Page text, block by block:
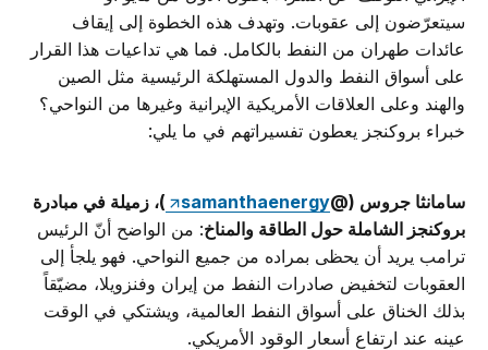
سيتعرّضون إلى عقوبات. وتهدف هذه الخطوة إلى إيقاف
عائدات طهران من النفط بالكامل. فما هي تداعيات هذا القرار
على أسواق النفط والدول المستهلكة الرئيسية مثل الصين
والهند وعلى العلاقات الأمريكية الإيرانية وغيرها من النواحي؟
خبراء بروكنجز يعطون تفسيراتهم في ما يلي:
سامانثا جروس (@
samanthaenergy
)، زميلة في مبادرة
بروكنجز الشاملة حول الطاقة والمناخ: من الواضح أنّ الرئيس
ترامب يريد أن يحظى بمراده من جميع النواحي. فهو يلجأ إلى
العقوبات لتخفيض صادرات النفط من إيران وفنزويلا، مضيّقاً
بذلك الخناق على أسواق النفط العالمية، ويشتكي في الوقت
عينه عند ارتفاع أسعار الوقود الأمريكي.